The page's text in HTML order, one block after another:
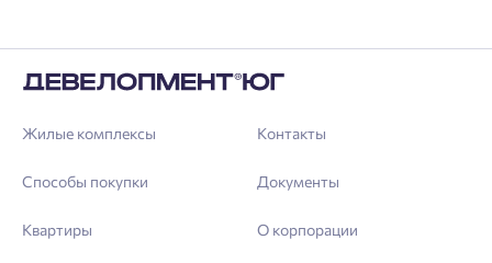
Жилые комплексы
Способы покупки
Квартиры
Контакты
Документы
О корпорации
Войти
Личный кабинет
зарегистрироваться.
Личный кабинет